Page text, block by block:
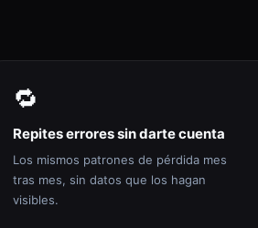
🔁
Repites errores sin darte cuenta
Los mismos patrones de pérdida mes
tras mes, sin datos que los hagan
visibles.